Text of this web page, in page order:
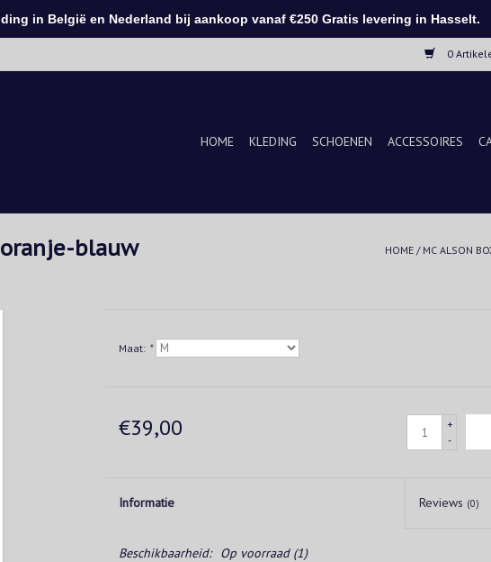
0
HOME KLEDING SCHOENEN ACCESSOIRES
blauw
HOME / MC ALSON
Maat: *
€39,00
+
-
Informatie Reviews (0)
Beschikbaarheid: Op voorraad(1)
in België en Nederland bij aankoop vanaf €250 Gratis levering in Hasselt.